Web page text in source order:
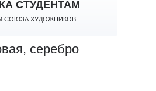
СТУДЕНТАМ
Союза Художников
серебро